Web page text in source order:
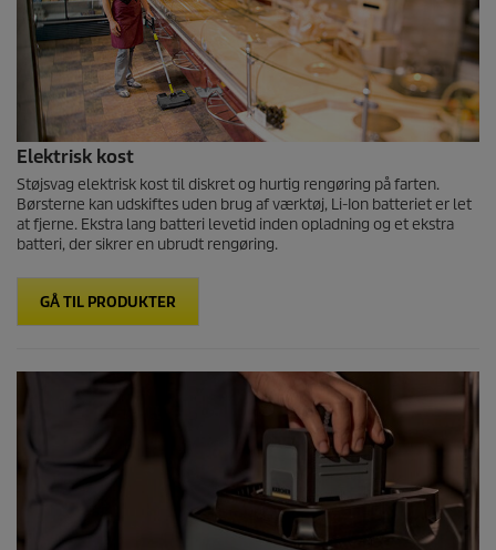
Elektrisk kost
Støjsvag elektrisk kost til diskret og hurtig rengøring på farten.
Børsterne kan udskiftes uden brug af værktøj, Li-Ion batteriet er let
at fjerne. Ekstra lang batteri levetid inden opladning og et ekstra
batteri, der sikrer en ubrudt rengøring.
GÅ TIL PRODUKTER